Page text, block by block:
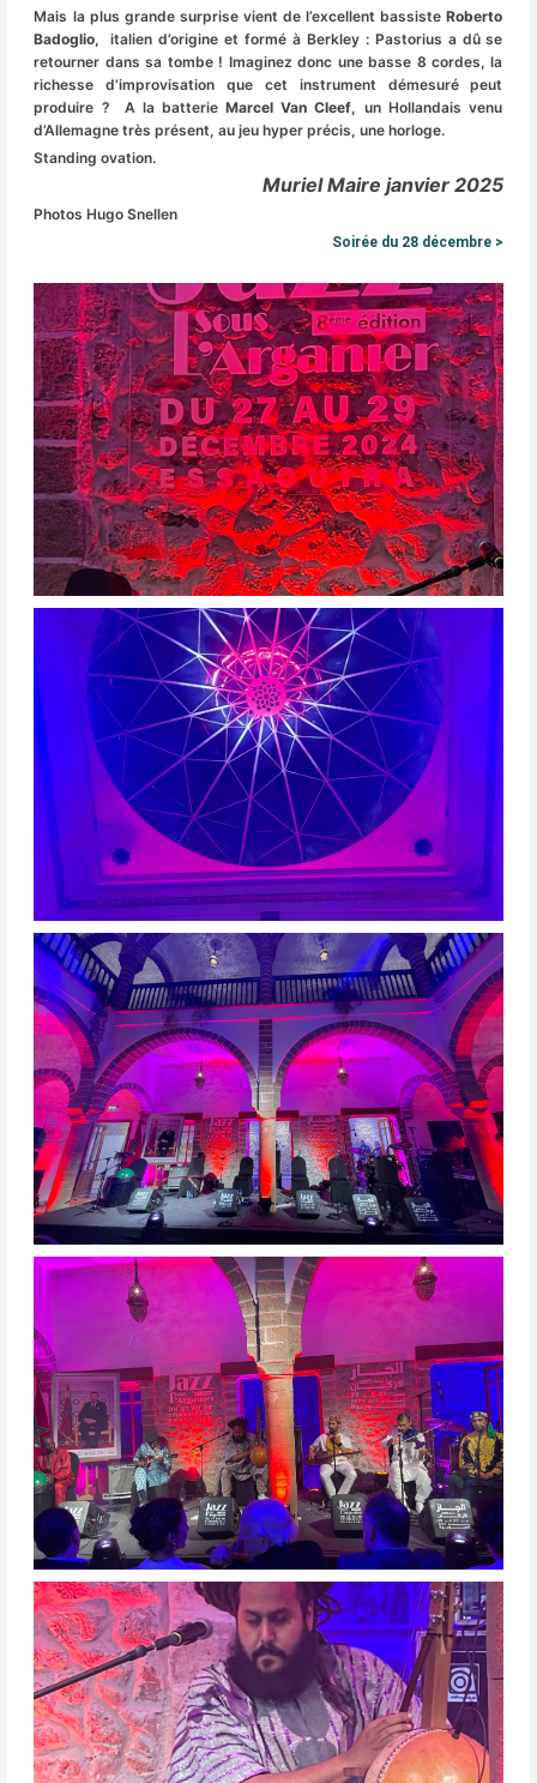
Mais la plus grande surprise vient de l’excellent bassisteRoberto
Badoglio,
italien d’origine et formé à Berkley : Pastorius a dû se
retourner dans sa tombe ! Imaginez donc une basse 8 cordes, la
richesse d’improvisation que cet instrument démesuré peut
produire ? A la batterieMarcel Van Cleef, un Hollandais venu
d’Allemagne très présent, au jeu hyper précis, une horloge.
Standing ovation.
Muriel Maire janvier 2025
Photos Hugo Snellen
Soirée du 28 décembre >